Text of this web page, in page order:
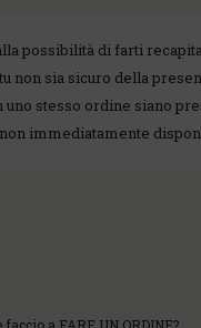
possibilità di farti
non sia sicuro della
stesso ordine siano
immediatamente